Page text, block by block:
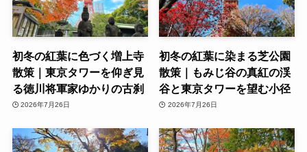
初冬の紅葉に色づく増上寺
散策｜東京タワーを仰ぎ見
る徳川将軍家ゆかりの古刹
2026年7月26日
初冬の紅葉に染まる芝公園
散策｜もみじ谷の真紅の渓
谷と東京タワーを望む小径
2026年7月26日